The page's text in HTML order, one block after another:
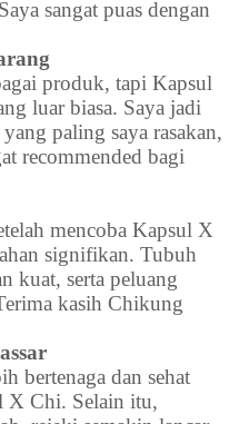
sangat puas dengan
produk, tapi Kapsul
luar biasa. Saya jadi
paling saya rasakan,
recommended bagi
mencoba Kapsul X
signifikan. Tubuh
kuat, serta peluang
kasih Chikung
bertenaga dan sehat
X Chi. Selain itu,